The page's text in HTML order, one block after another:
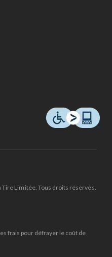
Tire Limitée. Tous droits réservés.
frais pour défrayer le coût de